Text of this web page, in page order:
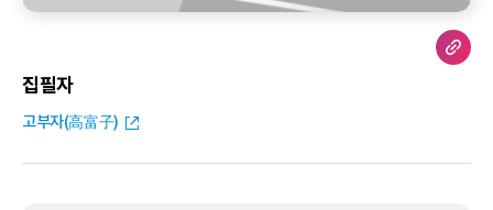
집필자
고부자(高富子)